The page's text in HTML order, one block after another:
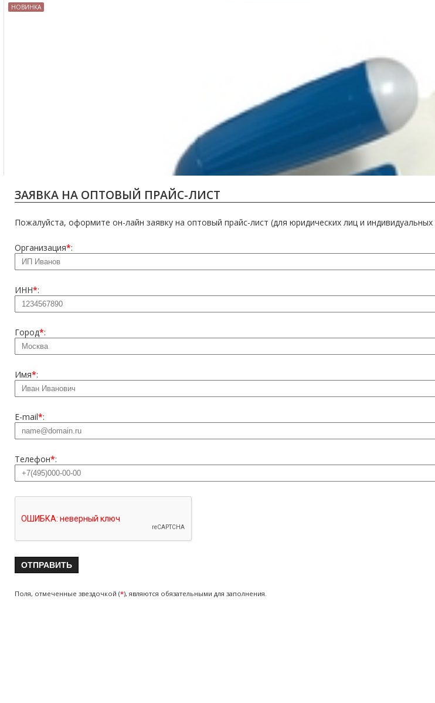
НОВИНКА
MAKLER КЕЛЬМА ПЛАСТИКОВАЯ ПРЯМОУГОЛЬНАЯ, ВОЛНИСТЫЙ КРАЙ (МЕЛКИЙ) D2812AB
ЗАЯВКА НА ОПТОВЫЙ ПРАЙС-ЛИСТ
Пожалуйста, оформите он-лайн заявку на оптовый прайс-лист (для юридических лиц и
Организация*:
ИНН*:
Город*:
Имя*:
E-mail*:
Телефон*:
Поля, отмеченные звездочкой (*), являются обязательными для заполнения.